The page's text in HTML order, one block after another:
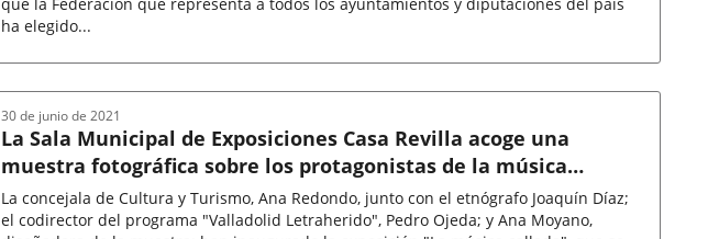
qué la Federación que representa a todos los ayuntamientos y diputaciones del país
ha elegido...
La Sala Municipal de Exposiciones Casa Revilla acoge una
muestra fotográfica sobre los protagonistas de la música
popular española
La concejala de Cultura y Turismo, Ana Redondo, junto con el etnógrafo Joaquín Díaz;
el codirector del programa "Valladolid Letraherido", Pedro Ojeda; y Ana Moyano,
30 de junio de 2021